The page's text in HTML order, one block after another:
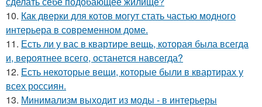
10. Как дверки для котов могут стать частью модного
интерьера в современном доме.
11. Есть ли у вас в квартире вещь, которая была всегда
и, вероятнее всего, останется навсегда?
12. Есть некоторые вещи, которые были в квартирах у
всех россиян.
13. Минимализм выходит из моды - в интерьеры